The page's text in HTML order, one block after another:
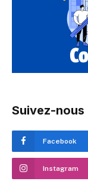
Suivez-nous
Facebook
Instagram